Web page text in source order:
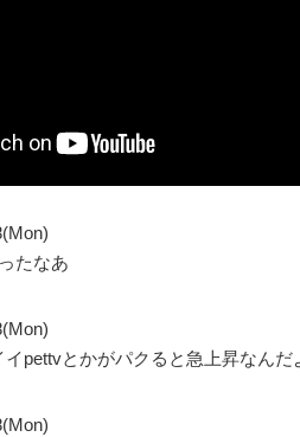
たなあ
pettvとかがパクると急上昇なんだ